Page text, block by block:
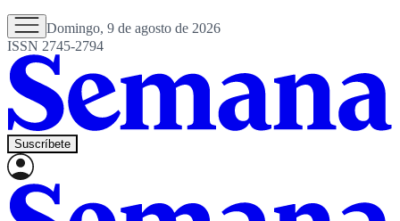
Domingo, 9 de agosto de 2026
ISSN 2745-2794
Suscríbete